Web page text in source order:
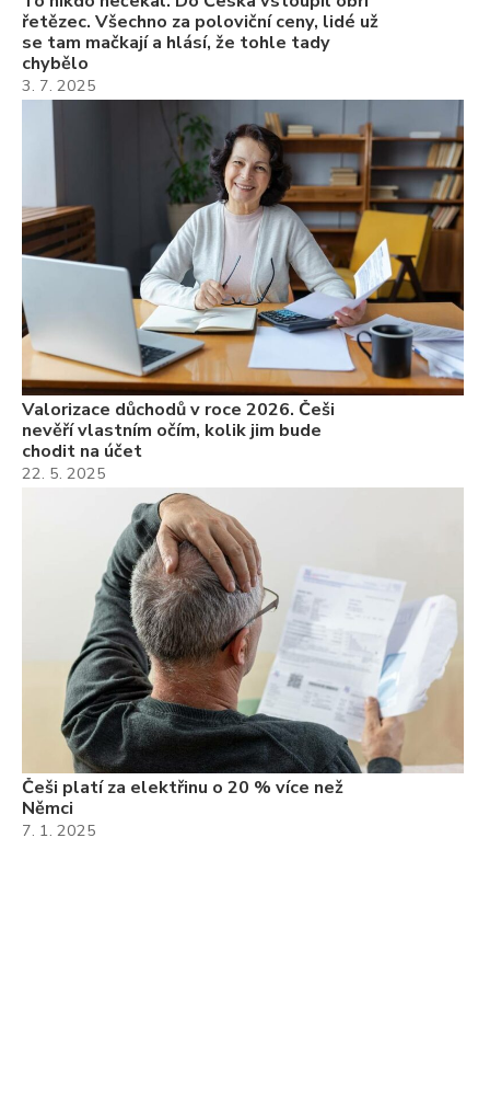
řetězec. Všechno za poloviční ceny, lidé už
se tam mačkají a hlásí, že tohle tady
chybělo
3. 7. 2025
Valorizace důchodů v roce 2026. Češi
nevěří vlastním očím, kolik jim bude
chodit na účet
22. 5. 2025
Češi platí za elektřinu o 20 % více než
Němci
7. 1. 2025